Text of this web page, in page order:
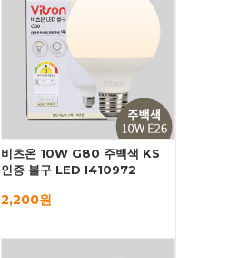
비츠온 10W G80 주백색 KS
인증 볼구 LED I410972
2,200원